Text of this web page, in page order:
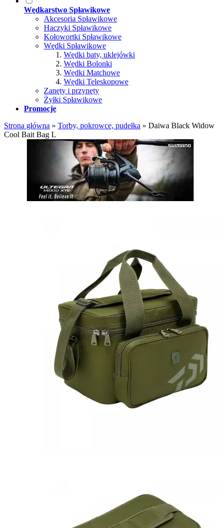
Wędkarstwo Spławikowe
Akcesoria Spławikowe
Haczyki Spławikowe
Kołowortki Spławikowe
Wędki Spławikowe
Wędki baty, uklejówki
Wędki Bolonki
Wędki Matchowe
Wędki Teleskopowe
Zanęty i przynęty
Żyłki Spławikowe
Promocje
Strona główna » Torby, pokrowce, pudełka » Daiwa Black Widow
Cool Bait Bag L